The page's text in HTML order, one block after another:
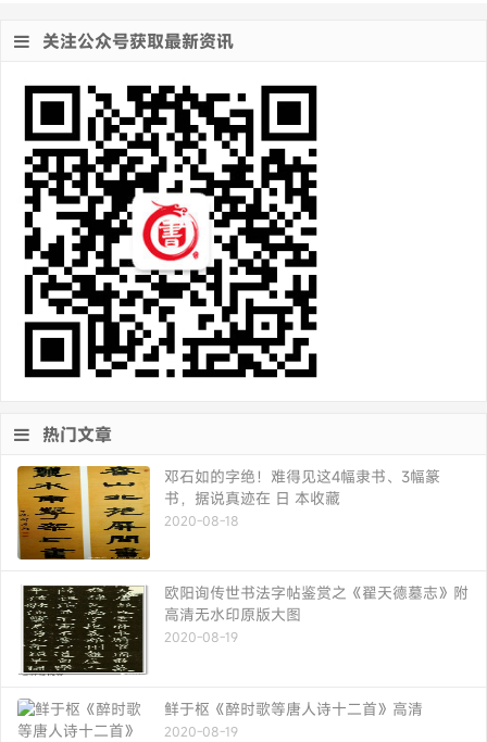
关注公众号获取最新资讯
热门文章
邓石如的字绝！难得见这4幅隶书、3幅篆
书，据说真迹在 日 本收藏
2020-08-18
欧阳询传世书法字帖鉴赏之《翟天德墓志》附
高清无水印原版大图
2020-08-19
鲜于枢《醉时歌等唐人诗十二首》高清
2020-08-19